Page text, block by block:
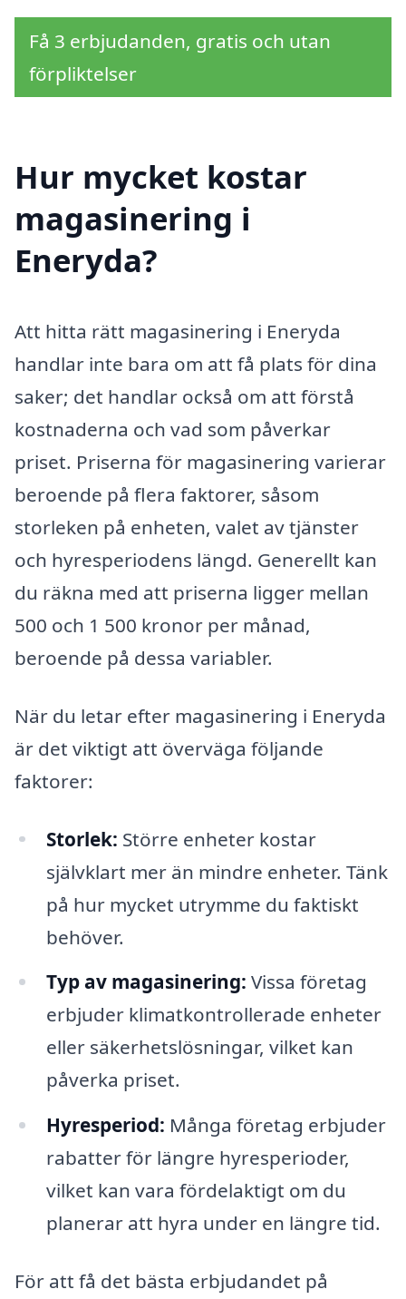
Få 3 erbjudanden, gratis och utan
förpliktelser
Hur mycket kostar
magasinering i
Eneryda?
Att hitta rätt magasinering i Eneryda
handlar inte bara om att få plats för dina
saker; det handlar också om att förstå
kostnaderna och vad som påverkar
priset. Priserna för magasinering varierar
beroende på flera faktorer, såsom
storleken på enheten, valet av tjänster
och hyresperiodens längd. Generellt kan
du räkna med att priserna ligger mellan
500 och 1 500 kronor per månad,
beroende på dessa variabler.
När du letar efter magasinering i Eneryda
är det viktigt att överväga följande
faktorer:
Storlek: Större enheter kostar
självklart mer än mindre enheter. Tänk
på hur mycket utrymme du faktiskt
behöver.
Typ av magasinering: Vissa företag
erbjuder klimatkontrollerade enheter
eller säkerhetslösningar, vilket kan
påverka priset.
Hyresperiod: Många företag erbjuder
rabatter för längre hyresperioder,
vilket kan vara fördelaktigt om du
planerar att hyra under en längre tid.
För att få det bästa erbjudandet på